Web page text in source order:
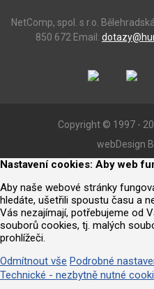
NetComp, spol. s r.o.
850 672 Email:
Copyright © 1997 -
webDesign
Nastavení cookies: Aby web
Aby naše webové stránky
hledáte, ušetřili spoustu času a
Vás nezajímají, potřebujeme od
souborů cookies, tj. malých
prohlížeči.
Odmítnout vše Podrobné
Technické - nezbytně nutné